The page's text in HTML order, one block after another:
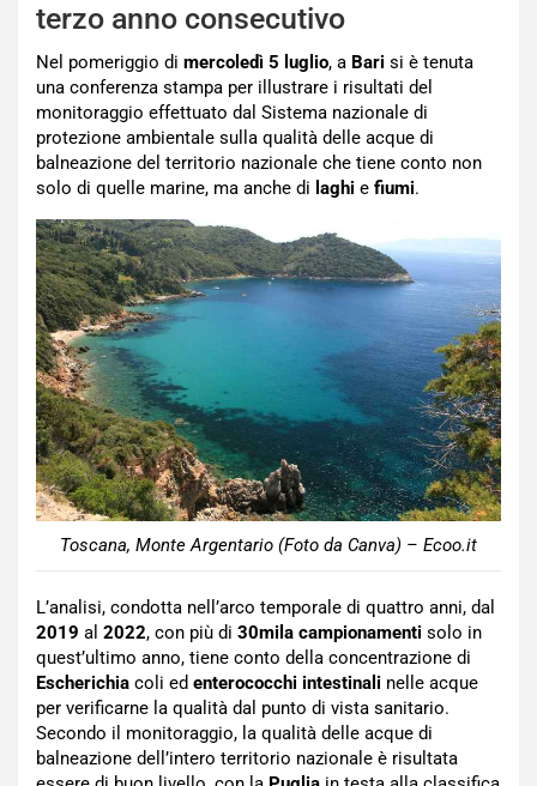
terzo anno consecutivo
Nel pomeriggio di mercoledì 5 luglio, a Bari si è tenuta
una conferenza stampa per illustrare i risultati del
monitoraggio effettuato dal Sistema nazionale di
protezione ambientale sulla qualità delle acque di
balneazione del territorio nazionale che tiene conto non
solo di quelle marine, ma anche di laghi e fiumi.
Toscana, Monte Argentario (Foto da Canva) – Ecoo.it
L’analisi, condotta nell’arco temporale di quattro anni, dal
2019 al 2022, con più di 30mila campionamenti solo in
quest’ultimo anno, tiene conto della concentrazione di
Escherichia coli ed enterococchi intestinali nelle acque
per verificarne la qualità dal punto di vista sanitario.
Secondo il monitoraggio, la qualità delle acque di
balneazione dell’intero territorio nazionale è risultata